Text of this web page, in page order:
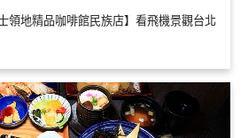
領地精品咖啡館民族店】看飛機景觀台北